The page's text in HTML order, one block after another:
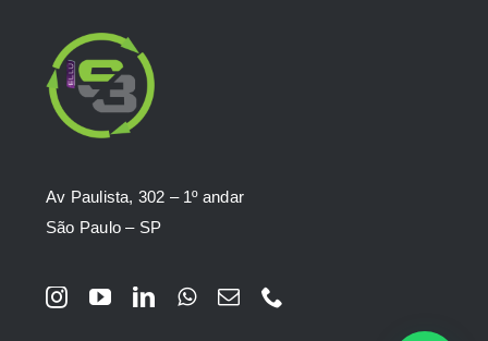
Av Paulista, 302 – 1º andar
São Paulo – SP